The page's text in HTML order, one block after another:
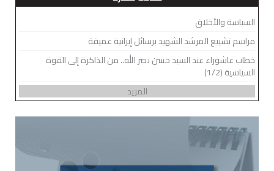
السياسة والأخلاق
مراسم تشييع المرشد الشهيد برسائل إيرانية عميقة
خطاب عاشوراء عند السيد حسن نصر الله.. من الذاكرة إلى القوة
السياسية (1/2)
المزيد